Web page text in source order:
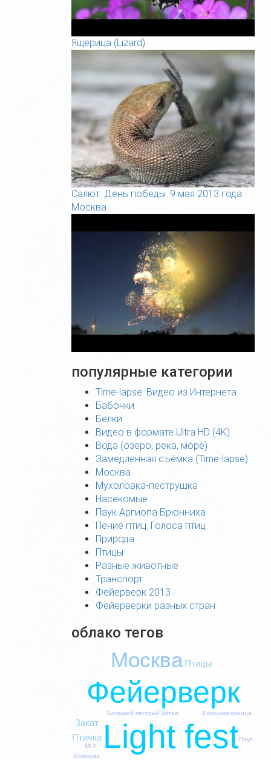
Ящерица (Lizard)
Салют. День победы. 9 мая 2013 года.
Москва
популярные категории
Time-lapse. Видео из Интернета
Бабочки
Белки
Видео в формате Ultra HD (4K)
Вода (озеро, река, море)
Замедленная съёмка (Time-lapse)
Москва
Мухоловка-пеструшка
Насекомые
Паук Аргиопа Брюнниха
Пение птиц. Голоса птиц
Природа
Птицы
Разные животные
Транспорт
Фейерверк 2013
Фейерверки разных стран
облако тегов
Light fest
Фейерверк
Москва
Птичка
Птицы
Закат
Большая синица
Большой пёстрый дятел
Большак
МГУ
Паук